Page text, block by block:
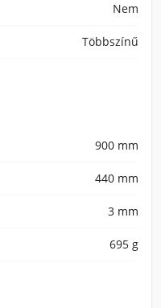
Nem
Többszínű
900 mm
440 mm
3 mm
695 g